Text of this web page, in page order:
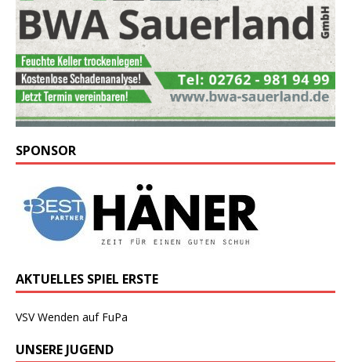
SPONSOR
AKTUELLES SPIEL ERSTE
VSV Wenden auf FuPa
UNSERE JUGEND